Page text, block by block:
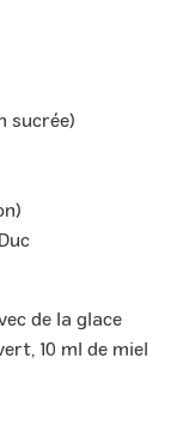
sucrée)
de la glace
10 ml de miel